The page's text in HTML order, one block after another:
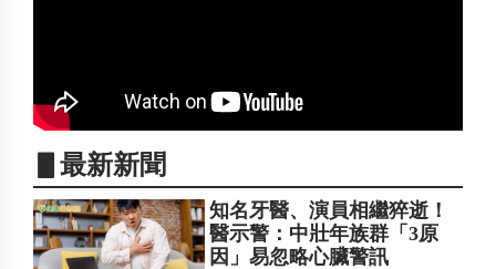
▋最新新聞
知名牙醫、演員相繼猝逝！
醫示警：中壯年族群「3原
因」易忽略心臟警訊